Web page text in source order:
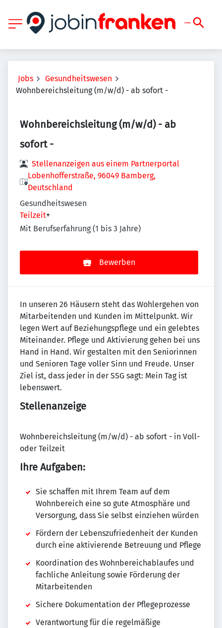
Jobs
Gesundheitswesen
Wohnbereichsleitung (m/w/d) - ab sofort -
Wohnbereichsleitung (m/w/d) - ab
sofort -
Stellenanzeigen aus einem Partnerportal
Lobenhofferstraße, 96049 Bamberg,
Deutschland
Gesundheitswesen
Teilzeit+
Mit Berufserfahrung (1 bis 3 Jahre)
Bewerben
In unseren 26 Häusern steht das Wohlergehen von
Mitarbeitenden und Kunden im Mittelpunkt. Wir
legen Wert auf Beziehungspflege und ein gelebtes
Miteinander. Pflege und Aktivierung gehen bei uns
Hand in Hand. Wir gestalten mit den Seniorinnen
und Senioren Tage voller Sinn und Freude. Unser
Ziel ist, dass jeder in der SSG sagt: Mein Tag ist
lebenswert.
Stellenanzeige
Wohnbereichsleitung (m/w/d) - ab sofort - in Voll-
oder Teilzeit
Ihre Aufgaben:
Sie schaffen mit Ihrem Team auf dem
Wohnbereich eine so gute Atmosphäre und
Versorgung, dass Sie selbst einziehen würden
Fördern der Lebenszufriedenheit der Kunden
durch eine aktivierende Betreuung und Pflege
Koordination des Wohnbereichablaufes und
fachliche Anleitung sowie Förderung der
Mitarbeitenden
Sichere Dokumentation der Pflegeprozesse
Verantwortung für die regelmäßige